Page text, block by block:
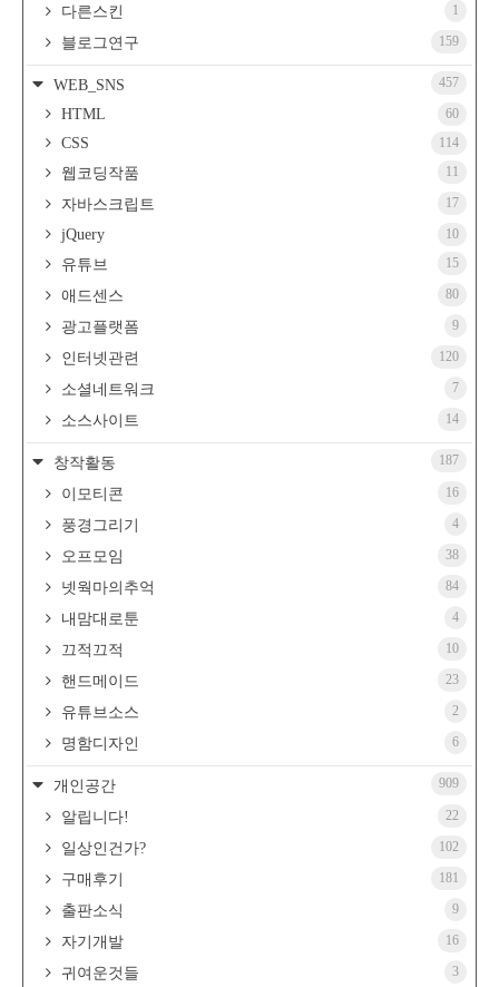
다른스킨 1
블로그연구 159
WEB_SNS 457
HTML 60
CSS 114
웹코딩작품 11
자바스크립트 17
jQuery 10
유튜브 15
애드센스 80
광고플랫폼 9
인터넷관련 120
소셜네트워크 7
소스사이트 14
창작활동 187
이모티콘 16
풍경그리기 4
오프모임 38
넷웍마의추억 84
내맘대로툰 4
끄적끄적 10
핸드메이드 23
유튜브소스 2
명함디자인 6
개인공간 909
알립니다! 22
일상인건가? 102
구매후기 181
출판소식 9
자기개발 16
귀여운것들 3